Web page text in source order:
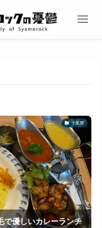
千葉県
で優しいカレーランチ